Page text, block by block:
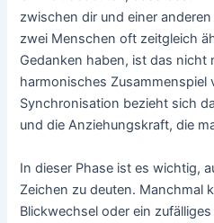
zwischen dir und einer
zwei Menschen oft zeitgleich
Gedanken haben, ist das nicht
harmonisches Zusammenspiel
Synchronisation bezieht sich
und die Anziehungskraft, die
In dieser Phase ist es wichtig,
Zeichen zu deuten. Manchmal
Blickwechsel oder ein